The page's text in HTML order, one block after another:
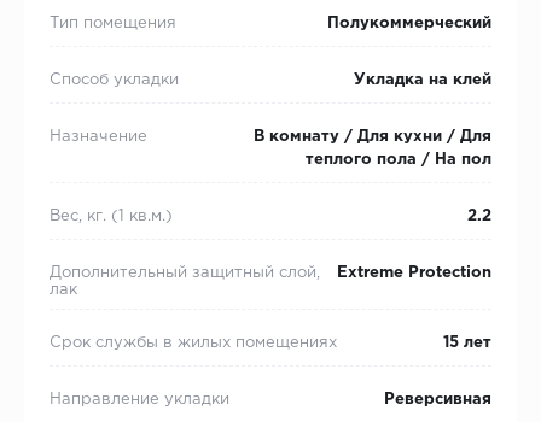
Тип помещения Полукоммерческий
Способ укладки Укладка на клей
Назначение
В комнату / Для кухни / Для
теплого пола / На пол
Вес, кг. (1 кв.м.) 2.2
Дополнительный защитный слой,
лак
Extreme Protection
Срок службы в жилых помещениях 15 лет
Направление укладки Реверсивная